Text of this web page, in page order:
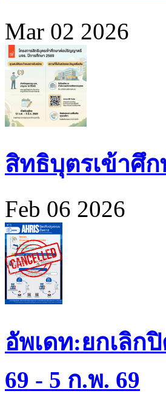
Mar 02 2026
สิทธิบุตรเข้าศึ
Feb 06 2026
อัพเดท:ยกเลิก
69 - 5 ก.พ. 69